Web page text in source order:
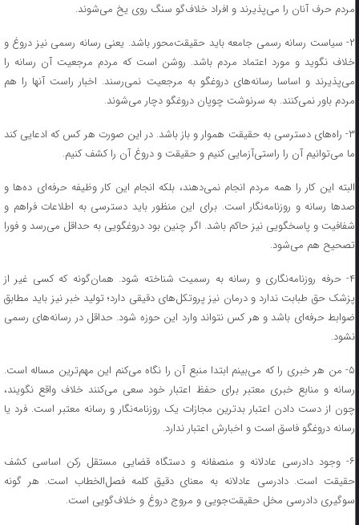
مردم حرف آنان را می‌پذیرند و افراد خلاف‌گو سنگ روی یخ می‌شوند.
۲- سیاست رسانه رسمی جامعه باید حقیقت‌محور باشد. یعنی رسانه رسمی نیز دروغ و
خلاف نگوید و مورد اعتماد مردم باشد. روشن است که مردم مرجعیت آن رسانه را
می‌پذیرند و اساسا رسانه‌های دروغگو به مرجعیت نمی‌رسند. اخبار راست آنها را هم
مردم باور نمی‌کنند. به سرنوشت چوپان دروغگو دچار می‌شوند.
۳- راه‌های دسترسی به حقیقت هموار و باز باشد. در این صورت هر کس که ادعایی کند
ما می‌توانیم آن را راستی‌آزمایی کنیم و حقیقت و دروغ آن را کشف کنیم.
البته این کار را همه مردم انجام نمی‌دهند، بلکه انجام این کار وظیفه حرفه‌ای ده‌ها و
صد‌ها رسانه و روزنامه‌نگار است. برای این منظور باید دسترسی به اطلاعات فراهم و
شفافیت و پاسخگویی نیز حاکم باشد. اگر چنین بود دروغگویی به حداقل می‌رسد و فورا
تصحیح هم می‌شود.
۴- حرفه روزنامه‌نگاری و رسانه به رسمیت شناخته شود. همان‌گونه که کسی غیر از
پزشک حق طبابت ندارد و درمان نیز پروتکل‌های دقیقی دارد؛ تولید خبر نیز باید مطابق
ضوابط حرفه‌ای باشد و هر کس نتواند وارد این حوزه شود. حداقل در رسانه‌های رسمی
نشود.
۵- من هر خبری را که می‌بینم ابتدا منبع آن را نگاه می‌کنم این مهم‌ترین مساله است.
رسانه و منابع خبری معتبر برای حفظ اعتبار خود سعی می‌کنند خلاف واقع نگویند،
چون از دست دادن اعتبار بدترین مجازات یک روزنامه‌نگار و رسانه معتبر است. فرد یا
رسانه دروغگو فاسق است و اخبارش اعتبار ندارد.
۶- وجود دادرسی عادلانه و منصفانه و دستگاه قضایی مستقل رکن اساسی کشف
حقیقت است. دادرسی عادلانه به معنای دقیق کلمه فصل‌الخطاب است. هر گونه
سوگیری دادرسی مخل حقیقت‌جویی و مروج دروغ و خلاف‌گویی است.